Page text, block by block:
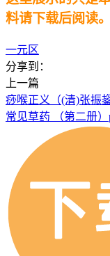
料请下载后阅读。
一元区
分享到：
上一篇
痧喉正义（(清)张振
常见草药 （第二册